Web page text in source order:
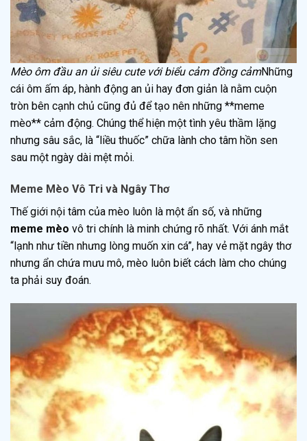
Mèo ôm đầu an ủi siêu cute với biểu cảm đồng cảmNhững
cái ôm ấm áp, hành động an ủi hay đơn giản là nằm cuộn
tròn bên cạnh chủ cũng đủ để tạo nên những **meme
mèo** cảm động. Chúng thể hiện một tình yêu thầm lặng
nhưng sâu sắc, là “liều thuốc” chữa lành cho tâm hồn sen
sau một ngày dài mệt mỏi.
Meme Mèo Vô Tri và Ngây Thơ
Thế giới nội tâm của mèo luôn là một ẩn số, và những
meme mèo vô tri chính là minh chứng rõ nhất. Với ánh mắt
“lạnh như tiền nhưng lòng muốn xin cá”, hay vẻ mặt ngây thơ
nhưng ẩn chứa mưu mô, mèo luôn biết cách làm cho chúng
ta phải suy đoán.